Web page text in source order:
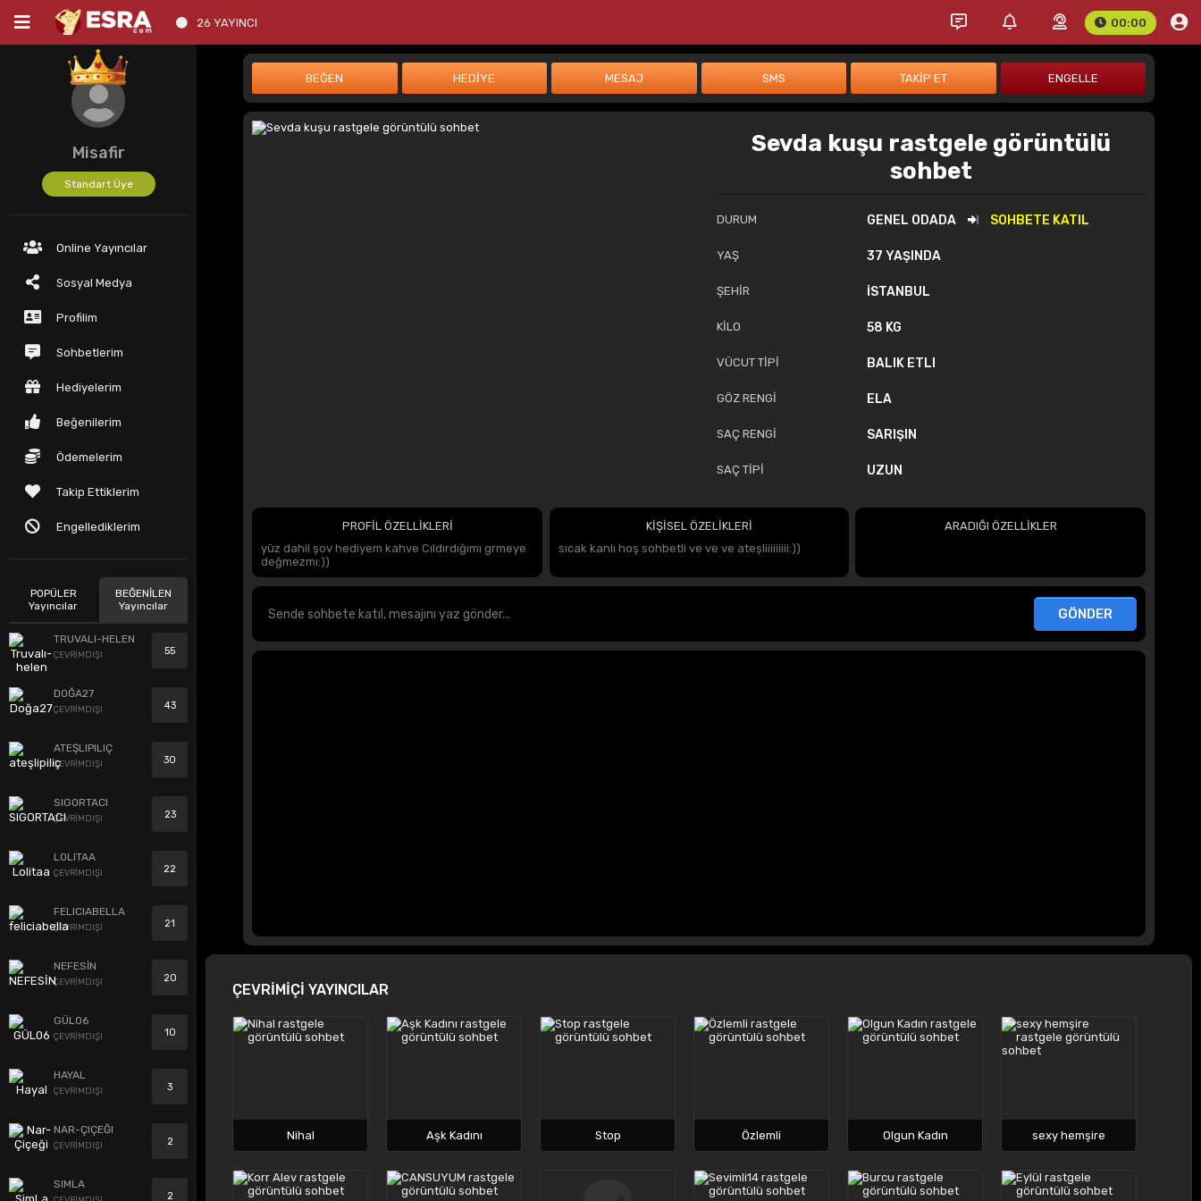
26 YAYINCI 00:00
Misafir
Standart Üye
Online Yayıncılar
Sosyal Medya
Profilim
Sohbetlerim
Hediyelerim
Beğenilerim
Ödemelerim
Takip Ettiklerim
Engellediklerim
POPÜLER
Yayıncılar
BEĞENİLEN
Yayıncılar
TRUVALI-HELEN
ÇEVRİMDIŞI 55
DOĞA27
ÇEVRİMDIŞI 43
ATEŞLIPILIÇ
ÇEVRİMDIŞI 30
SIGORTACI
ÇEVRİMDIŞI 23
LOLITAA
ÇEVRİMDIŞI 22
FELICIABELLA
ÇEVRİMDIŞI 21
NEFESİN
ÇEVRİMDIŞI 20
GÜL06
ÇEVRİMDIŞI 10
HAYAL
ÇEVRİMDIŞI 3
NAR-ÇIÇEĞI
ÇEVRİMDIŞI 2
SIMLA
2
Sevda kuşu rastgele görüntülü
sohbet
DURUM GENEL ODADA SOHBETE KATIL
YAŞ 37 YAŞINDA
ŞEHİR İSTANBUL
KİLO 58 KG
VÜCUT TİPİ BALIK ETLI
GÖZ RENGİ ELA
SAÇ RENGİ SARIŞIN
SAÇ TİPİ UZUN
PROFİL ÖZELLİKLERİ
yüz dahil şov hediyem kahve Cıldırdığımı grmeye
değmezmı:))
KİŞİSEL ÖZELİKLERİ
sıcak kanlı hoş sohbetli ve ve ve ateşliiiiiiiii:))
ARADIĞI ÖZELLİKLER
ÇEVRİMİÇİ YAYINCILAR
Nihal Aşk Kadını Stop Özlemli Olgun Kadın sexy hemşire